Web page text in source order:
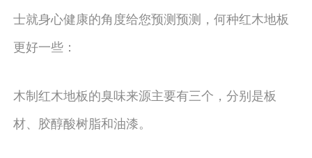
士就身心健康的角度给您预测预测，何种红木地板
更好一些：
木制红木地板的臭味来源主要有三个，分别是板
材、胶醇酸树脂和油漆。